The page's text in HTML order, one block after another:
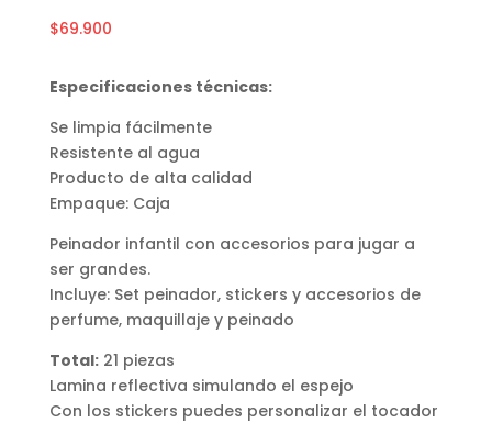
$69.900
Especificaciones técnicas:
Se limpia fácilmente
Resistente al agua
Producto de alta calidad
Empaque: Caja
Peinador infantil con accesorios para jugar a
ser grandes.
Incluye: Set peinador, stickers y accesorios de
perfume, maquillaje y peinado
Total:21 piezas
Lamina reflectiva simulando el espejo
Con los stickers puedes personalizar el tocador